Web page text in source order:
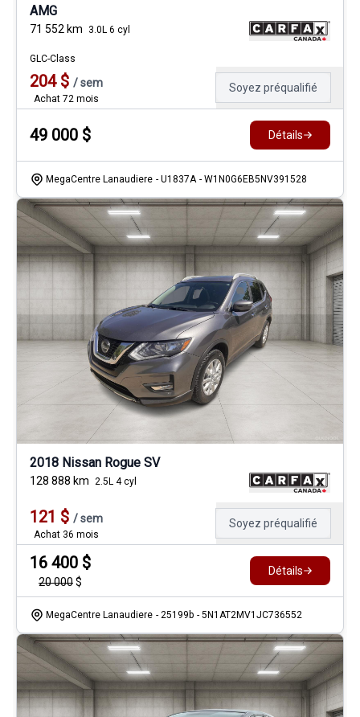
AMG
71 552 km 3.0L 6 cyl
GLC-Class
204$ /sem
Achat 72 mois
Soyez préqualifié
49 000 $ Détails
MegaCentre Lanaudiere - U1837A - W1N0G6EB5NV391528
2018 Nissan Rogue SV
128 888 km 2.5L 4 cyl
121 $ /sem
Achat 36 mois
Soyez préqualifié
16 400 $
20 000$
Détails
MegaCentre Lanaudiere - 25199b - 5N1AT2MV1JC736552